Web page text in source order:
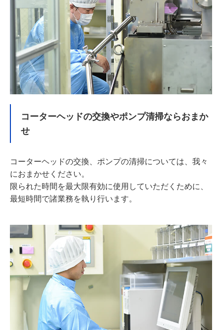
コーターヘッドの交換やポンプ清掃ならおまか
せ
コーターヘッドの交換、ポンプの清掃については、我々
におまかせください。
限られた時間を最大限有効に使用していただくために、
最短時間で諸業務を執り行います。